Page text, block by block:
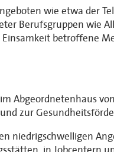
wie etwa der
Berufsgruppen wie
betroffene
Abgeordnetenhaus
zur
niedrigschwelligen